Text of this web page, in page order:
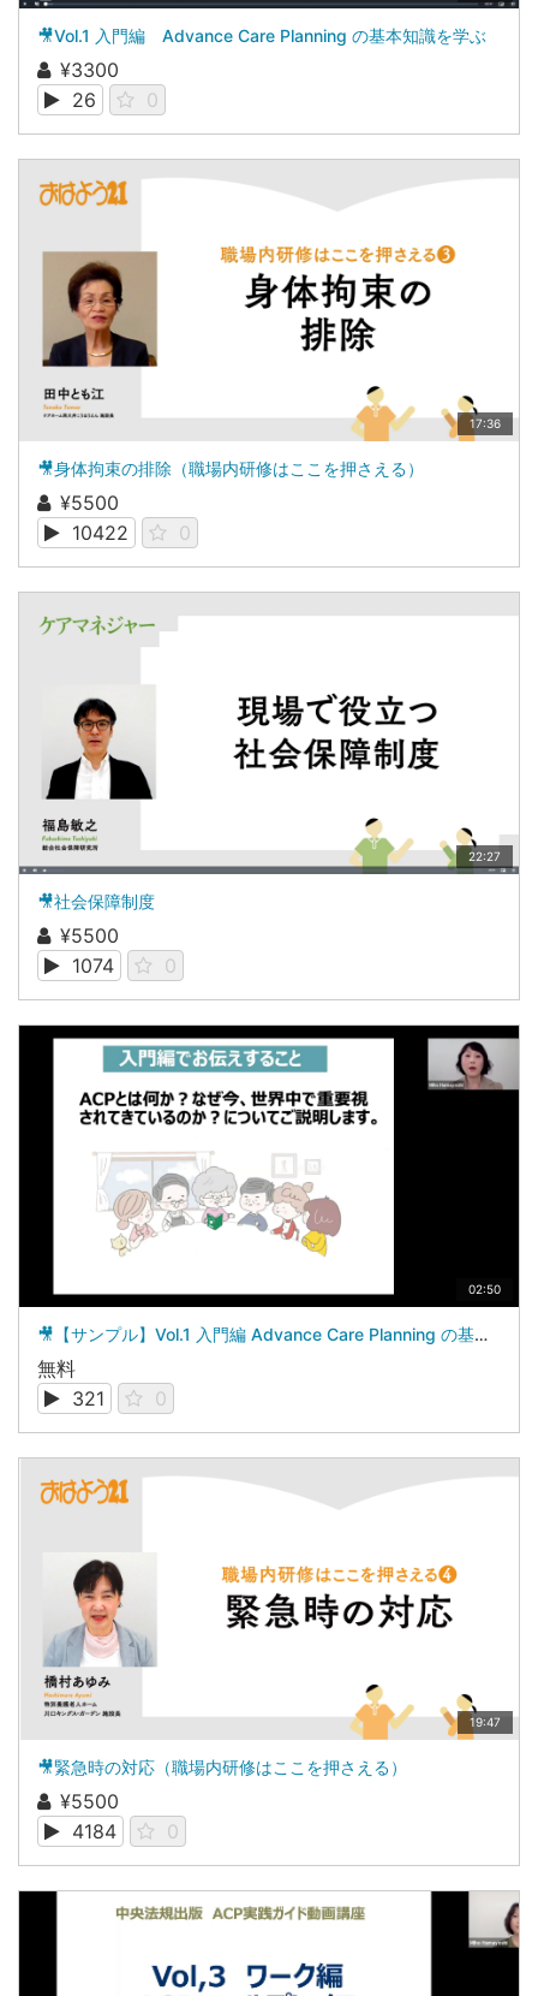
🎥Vol.1 入門編 Advance Care Planning の基本知識を学ぶ
¥3300
26
0
17:36
🎥身体拘束の排除（職場内研修はここを押さえる）
¥5500
10422
0
22:27
🎥社会保障制度
¥5500
1074
0
02:50
🎥【サンプル】Vol.1 入門編 Advance Care Planning の基本知識を学ぶ
無料
321
0
19:47
🎥緊急時の対応（職場内研修はここを押さえる）
¥5500
4184
0